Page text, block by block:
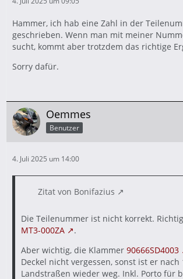
Hammer, ich hab eine Zahl in der
geschrieben. Wenn man mit meiner
sucht, kommt aber trotzdem das richtige
Sorry dafür.
Oemmes
Benutzer
4. Juli 2025 um 14:00
Zitat von Bonifazius
Die Teilenummer ist nicht korrekt.
MT3-000ZA
.
Aber wichtig, die Klammer 90666SD4003
Deckel nicht vergessen, sonst ist er nach
Landstraßen wieder weg. Inkl. Porto für